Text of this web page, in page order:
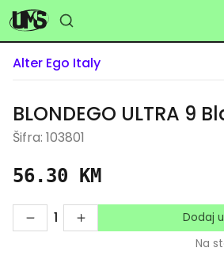
Alter Ego Italy
BLONDEGO ULTRA 9
Šifra: 103801
56.30 KM
1
Dodaj
Na